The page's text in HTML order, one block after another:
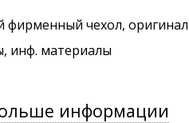
фирменный чехол,
инф. материалы
информации